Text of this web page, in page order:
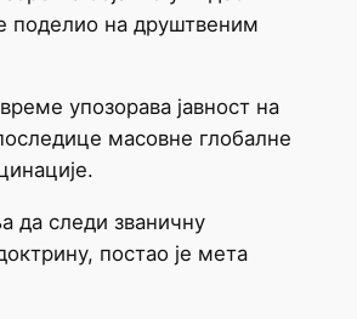
поделио на друштвеним
упозорава јавност на
масовне глобалне
да следи званичну
постао је мета